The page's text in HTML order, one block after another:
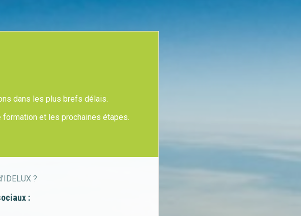
dans les plus brefs délais.
et les prochaines étapes.
?
: